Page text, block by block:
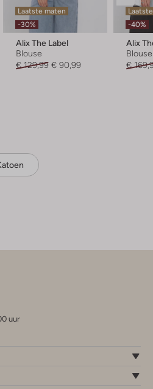
Laatste maten
-30%
Alix The Label
Blouse
€ 129,99 € 90,99
-40%
Alix
Blouse
€
uur